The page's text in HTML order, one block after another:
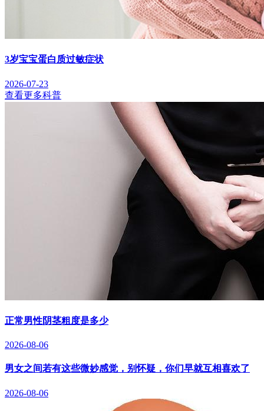
3岁宝宝蛋白质过敏症状
2026-07-23
查看更多科普
正常男性阴茎粗度是多少
2026-08-06
男女之间若有这些微妙感觉，别怀疑，你们早就互相喜欢了
2026-08-06